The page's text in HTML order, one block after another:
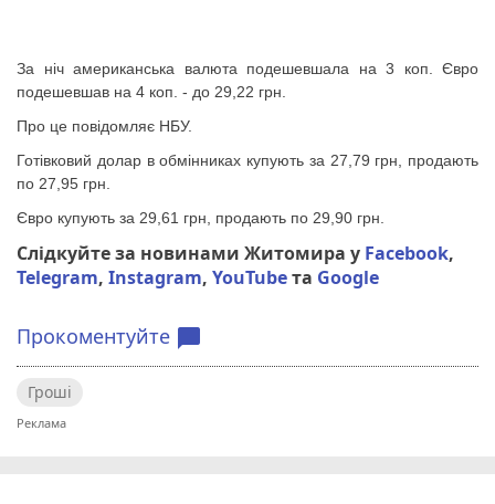
За ніч американська валюта подешевшала на 3 коп. Євро
подешевшав на 4 коп. - до 29,22 грн.
Про це повідомляє НБУ.
Готівковий долар в обмінниках купують за 27,79 грн, продають
по 27,95 грн.
Євро купують за 29,61 грн, продають по 29,90 грн.
Слідкуйте за новинами Житомира у Facebook,
Telegram, Instagram, YouTubeта Google
Прокоментуйте chat_bubble
Гроші